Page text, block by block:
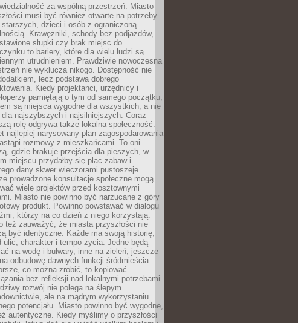
za wspólną przestrzeń. Miasto
musi być również otwarte na potrzeby
starszych, dzieci i osób z ograniczoną
Krawężniki, schody bez podjazdów,
słupki czy brak miejsc do
to bariery, które dla wielu ludzi są
utrudnieniem. Prawdziwie nowoczesna
nie wyklucza nikogo. Dostępność nie
lecz podstawą dobrego
Kiedy projektanci, urzędnicy i
pamiętają o tym od samego początku,
są miejsca wygodne dla wszystkich, a nie
najszybszych i najsilniejszych. Coraz
rolę odgrywa także lokalna społeczność.
najlepiej narysowany plan zagospodarowania
rozmowy z mieszkańcami. To oni
gdzie brakuje przejścia dla pieszych, w
miejscu przydałby się plac zabaw i
dany skwer wieczorami pustoszeje.
prowadzone konsultacje społeczne mogą
wiele projektów przed kosztownymi
Miasto nie powinno być narzucane z góry
produkt. Powinno powstawać w dialogu
którzy na co dzień z niego korzystają.
też zauważyć, że miasta przyszłości nie
być identyczne. Każde ma swoją historię,
ulic, charakter i tempo życia. Jedne będą
na wodę i bulwary, inne na zieleń, jeszcze
odbudowę dawnych funkcji śródmieścia.
co można zrobić, to kopiować
bez refleksji nad lokalnymi potrzebami.
rozwój nie polega na ślepym
ale na mądrym wykorzystaniu
potencjału. Miasto powinno być wygodne,
autentyczne. Kiedy myślimy o przyszłości